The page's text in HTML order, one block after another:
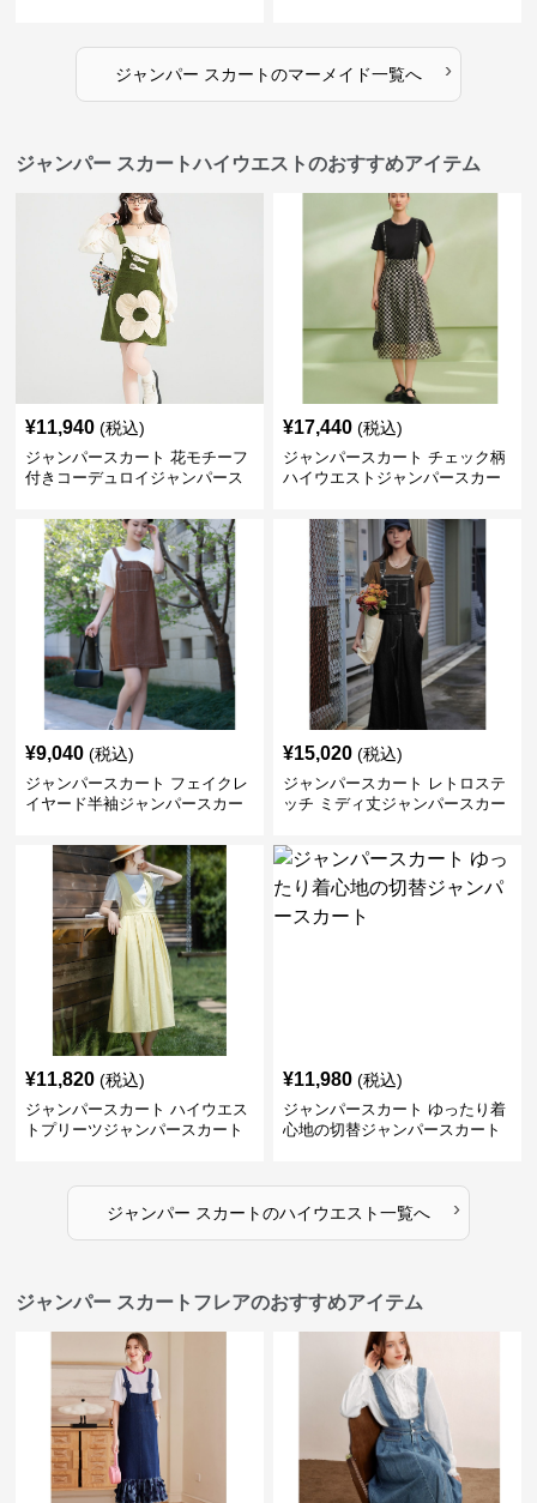
ジャンパー スカートのマーメイド一覧へ ›
ジャンパー スカートハイウエストのおすすめアイテム
¥11,940 (税込)
ジャンパースカート 花モチーフ
付きコーデュロイジャンパース
¥17,440 (税込)
ジャンパースカート チェック柄
ハイウエストジャンパースカー
¥9,040 (税込)
ジャンパースカート フェイクレ
イヤード半袖ジャンパースカー
¥15,020 (税込)
ジャンパースカート レトロステ
ッチ ミディ丈ジャンパースカー
¥11,820 (税込)
ジャンパースカート ハイウエス
トプリーツジャンパースカート
¥11,980 (税込)
ジャンパースカート ゆったり着
心地の切替ジャンパースカート
ジャンパー スカートのハイウエスト一覧へ ›
ジャンパー スカートフレアのおすすめアイテム